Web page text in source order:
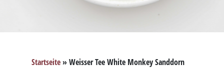
Startseite »Weisser Tee White Monkey Sanddorn